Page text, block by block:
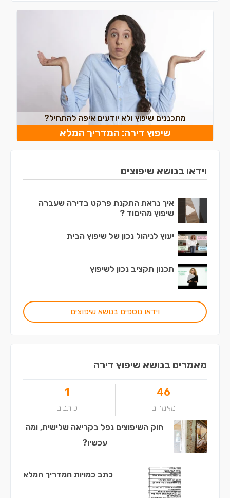
מתכננים שיפוץ ולא יודעים איפה להתחיל?
שיפוץ דירה: המדריך המלא
וידאו בנושא שיפוצים
איך נראת התקנת פרקט בדירה שעברה
שיפוץ מהיסוד ?
יעוץ לניהול נכון של שיפוץ הבית
תכנון תקציב נכון לשיפוץ
וידאו נוספים בנושא שיפוצים
מאמרים בנושא שיפוץ דירה
46
מאמרים
1
כותבים
חוק השיפוצים נפל בקריאה שלישית, ומה
עכשיו?
כתב כמויות המדריך המלא